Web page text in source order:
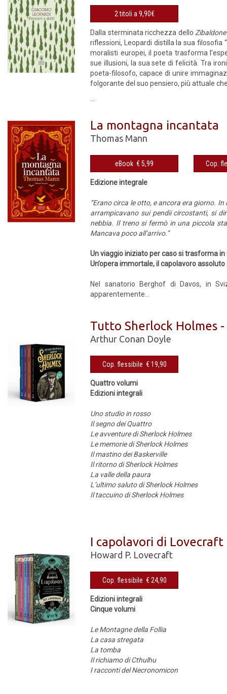
2 titoli a 9,90€
Dalla sterminata ricchezza dello Zibaldone
riflessioni, Leopardi distilla la sua filosofia
moralisti europei, il poeta trasforma
sue illusioni, la sua sete di felicità. Tra
poeta-filosofo, capace di unire
folgorante del suo pensiero, più attuale
La montagna incantata
Thomas Mann
eBook € 5,99
Edizione integrale
“Erano circa le otto, e ancora era giorno.
arrampicavano sui pendii circostanti, si
nebbia. Il treno si fermò in una piccola
Mancava poco all’arrivo.”
Un viaggio iniziato per caso si trasforma
Un’opera immortale, il capolavoro
Nel sanatorio Berghof di Davos, in
apparentemente...
Tutto Sherlock Holmes
Arthur Conan Doyle
Cop. flessibile € 19,90
Quattro volumi
Edizioni integrali
Uno studio in rosso
Il segno dei Quattro
Le avventure di Sherlock Holmes
Le memorie di Sherlock Holmes
Il mastino dei Baskerville
Il ritorno di Sherlock Holmes
La valle della paura
L’ultimo saluto di Sherlock Holmes
Il taccuino di Sherlock Holmes
I capolavori di
Howard P. Lovecraft
Cop. flessibile € 24,90
Edizioni integrali
Cinque volumi
Le Montagne della Follia
La casa stregata
La tomba
Il richiamo di Cthulhu
I racconti del Necronomicon